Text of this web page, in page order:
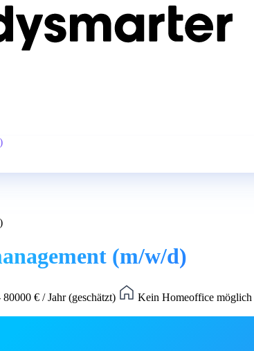
(m/w/d)
€ / Jahr (geschätzt)
Kein Homeoffice möglich